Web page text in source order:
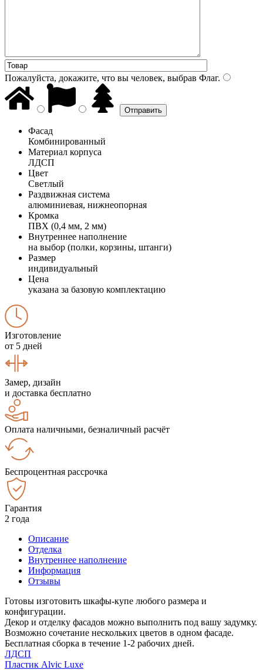
Пожалуйста, докажите, что вы человек, выбрав Флаг.
Фасад
Комбинированный
Материал корпуса
ЛДСП
Цвет
Светлый
Раздвижная система
алюминиевая, нижнеопорная
Кромка
ПВХ (0,4 мм, 2 мм)
Внутреннее наполнение
на выбор (полки, корзины, штанги)
Размер
индивидуальный
Цена
указана за базовую комплектацию
Изготовление
от 5 дней
Замер, дизайн
и доставка бесплатно
Оплата наличными, безналичный расчёт
Беспроцентная рассрочка
Гарантия
2 года
Описание
Отделка
Внутреннее наполнение
Информация
Отзывы
Готовы изготовить шкафы-купе любого размера и
конфигурации.
Декор и отделку фасадов можно выполнить под вашу задумку.
Возможно сочетание нескольких цветов в одном фасаде.
Бесплатная сборка в течение 1-2 рабочих дней.
ЛДСП
Пластик Alvic Luxe